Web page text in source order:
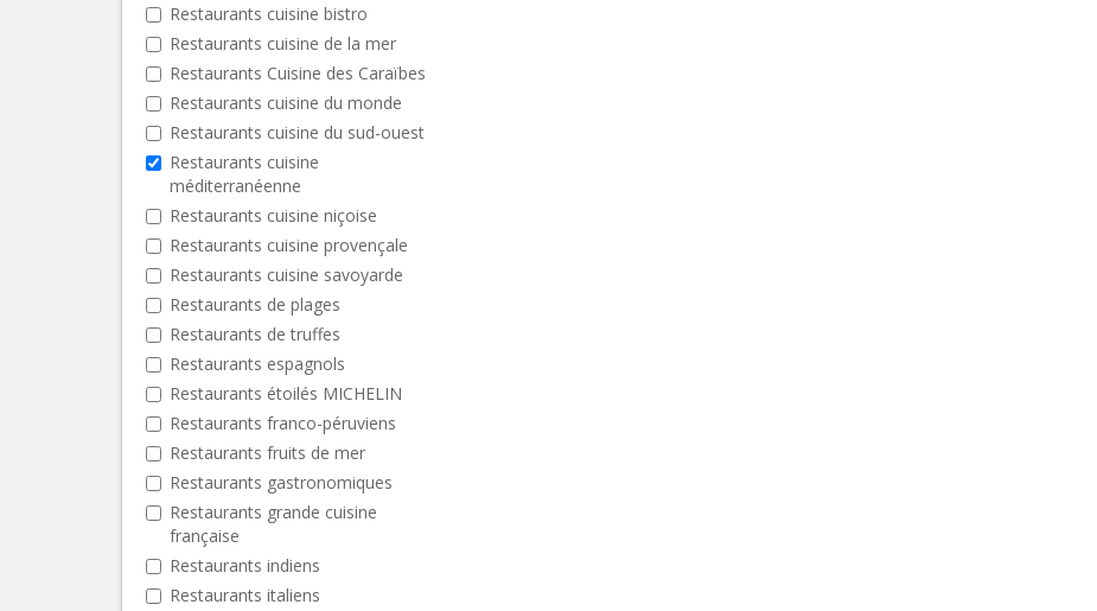
Restaurants cuisine bistro
Restaurants cuisine de la mer
Restaurants Cuisine des Caraïbes
Restaurants cuisine du monde
Restaurants cuisine du sud-ouest
Restaurants cuisine
méditerranéenne
Restaurants cuisine niçoise
Restaurants cuisine provençale
Restaurants cuisine savoyarde
Restaurants de plages
Restaurants de truffes
Restaurants espagnols
Restaurants étoilés MICHELIN
Restaurants franco-péruviens
Restaurants fruits de mer
Restaurants gastronomiques
Restaurants grande cuisine
française
Restaurants indiens
Restaurants italiens